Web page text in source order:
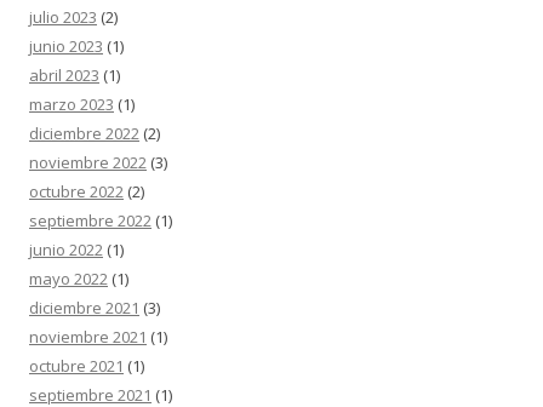
julio 2023 (2)
junio 2023 (1)
abril 2023 (1)
marzo 2023 (1)
diciembre 2022 (2)
noviembre 2022 (3)
octubre 2022 (2)
septiembre 2022 (1)
junio 2022 (1)
mayo 2022 (1)
diciembre 2021 (3)
noviembre 2021 (1)
octubre 2021 (1)
septiembre 2021 (1)